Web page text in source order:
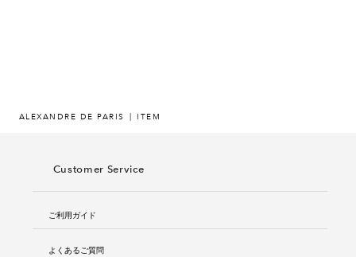
ALEXANDRE DE PARIS ITEM
Customer Service
ご利用ガイド
よくあるご質問